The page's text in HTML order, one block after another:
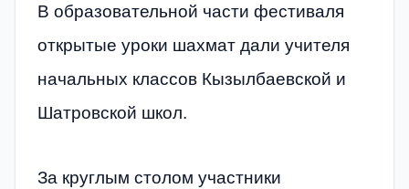
В образовательной части фестиваля
открытые уроки шахмат дали учителя
начальных классов Кызылбаевской и
Шатровской школ.
За круглым столом участники